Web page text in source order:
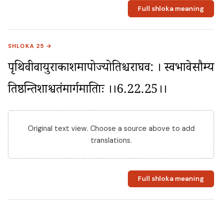
Full shloka meaning
SHLOKA 25 →
पृथिवीवायुराकाशमापोज्योतिश्चराघव: । स्वभावेसौम्य
तिष्ठन्तिशाश्वतंमार्गमाश्रिताः ।।6.22.25।।
Original text view. Choose a source above to add
translations.
Full shloka meaning